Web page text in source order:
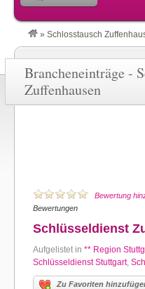
» Schlosstausch
Brancheneinträge -
Zuffenhausen
Bewertung
Bewertungen
Schlüsseldienst
Aufgelistet in ** Region
Schlüsseldienst Stuttgart,
Zu Favoriten